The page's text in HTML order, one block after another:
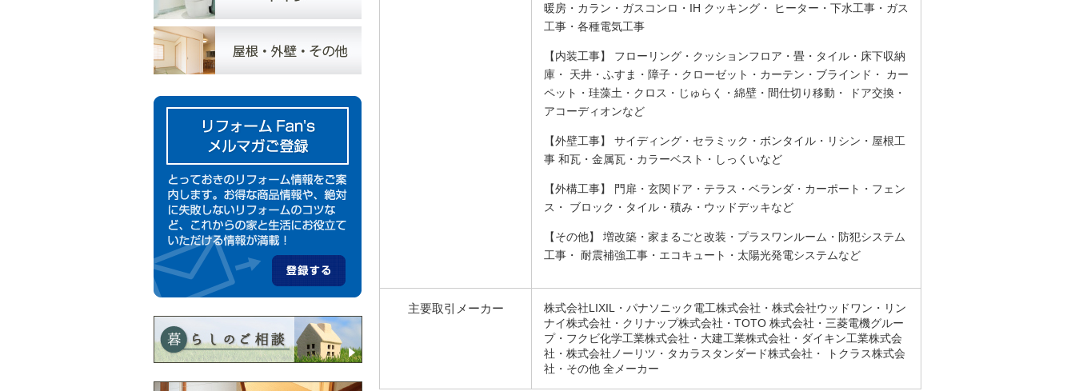
暖房・カラン・ガスコンロ・IH クッキング・ ヒーター・下水工事・ガス
工事・各種電気工事
【内装工事】 フローリング・クッションフロア・畳・タイル・床下収納
庫・ 天井・ふすま・障子・クローゼット・カーテン・ブラインド・ カー
ペット・珪藻土・クロス・じゅらく・綿壁・間仕切り移動・ ドア交換・
アコーディオンなど
【外壁工事】 サイディング・セラミック・ボンタイル・リシン・屋根工
事 和瓦・金属瓦・カラーベスト・しっくいなど
【外構工事】 門扉・玄関ドア・テラス・ベランダ・カーポート・フェン
ス・ ブロック・タイル・積み・ウッドデッキなど
【その他】 増改築・家まるごと改装・プラスワンルーム・防犯システム
工事・ 耐震補強工事・エコキュート・太陽光発電システムなど
主要取引メーカー
株式会社LIXIL・パナソニック電工株式会社・株式会社ウッドワン・リン
ナイ株式会社・クリナップ株式会社・TOTO 株式会社・三菱電機グルー
プ・フクビ化学工業株式会社・大建工業株式会社・ダイキン工業株式会
社・株式会社ノーリツ・タカラスタンダード株式会社・ トクラス株式会
社・その他 全メーカー